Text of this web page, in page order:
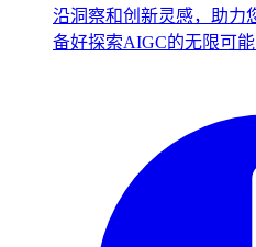
沿洞察和创新灵感，助力
备好探索AIGC的无限可能